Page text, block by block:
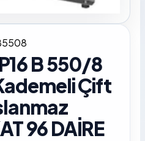
B 550/8
Çift
96 DAİRE